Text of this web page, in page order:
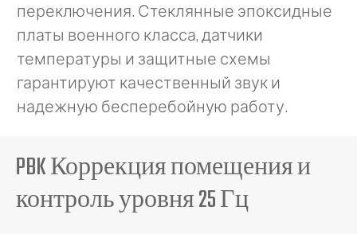
переключения. Стеклянные эпоксидные
платы военного класса, датчики
температуры и защитные схемы
гарантируют качественный звук и
надежную бесперебойную работу.
PBK Коррекция помещения и
контроль уровня 25 Гц